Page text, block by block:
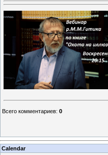
Всего комментариев: 0
Calendar